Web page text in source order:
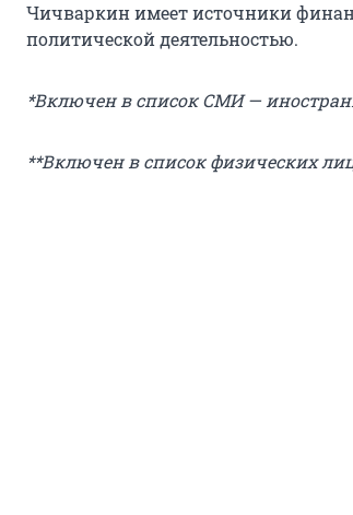
Чичваркин имеет источники
политической деятельностью.
*Включен в список СМИ —
**Включен в список физических